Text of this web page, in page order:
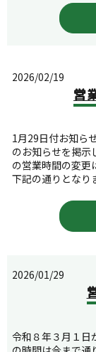
2026/02/19
営
1月29日付お知ら
のお知らせを掲示
の営業時間の変更
下記の通りとな
2026/01/29
令和８年３月１日